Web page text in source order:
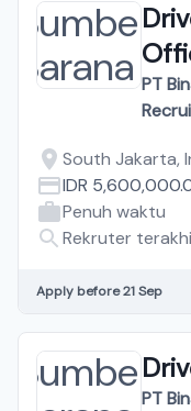
PT
South Jakarta,
IDR
Penuh waktu
Rekruter
Apply before 21 Sep
PT